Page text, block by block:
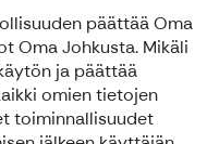
päättää Oma
Oma Johkusta. Mikäli
ja päättää
omien tietojen
toiminnallisuudet